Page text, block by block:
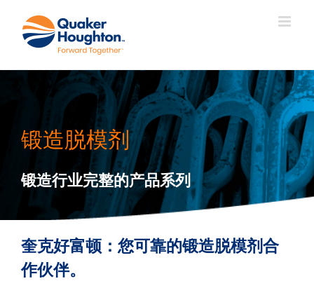
锻造脱模剂
锻造行业完整的产品系列
奎克好富顿：您可靠的锻造脱模剂合
作伙伴。